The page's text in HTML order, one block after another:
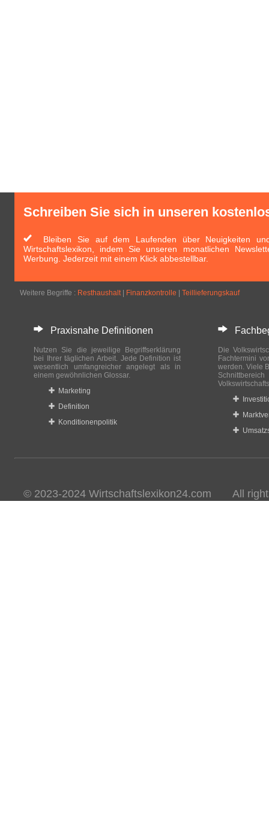
Schreiben Sie sich in unseren
Bleiben Sie auf dem Laufenden über Neuigkeiten
Wirtschaftslexikon, indem Sie unseren monatlichen
Werbung. Jederzeit mit einem Klick abbestellbar.
Weitere Begriffe : Resthaushalt| Finanzkontrolle Teillieferungskauf
Praxisnahe Definitionen
Nutzen Sie die jeweilige Begriffserklärung
bei Ihrer täglichen Arbeit. Jede Definition ist
wesentlich umfangreicher angelegt als in
einem gewöhnlichen Glossar.
Marketing
Definition
Konditionenpolitik
Die
Fachtermini
werden. Viele
© 2023-2024 Wirtschaftslexikon24.com All